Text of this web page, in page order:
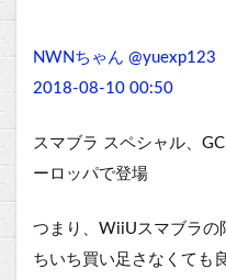
NWNちゃん @yuexp123
2018-08-10 00:50
スマブラ スペシャル、
ーロッパで登場
つまり、WiiUスマブラの
ちいち買い足さなくても